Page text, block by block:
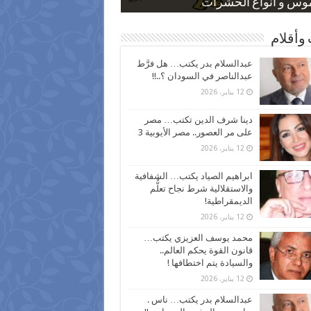
و أنواع الحشرات
بعد ارتفاع الأسعار
نسبة الطلاق في مصر
كاركاتيرية
كاركاتيرية
وأقلام
عبدالسلام بدر يكتب… هل فرَّط
عبدالناصر في السودان ؟..!!
12 يناير، 2026
دينا شرف الدين تكتب… مصر
على مر العصور.. مصر الأيوبية 3
12 يناير، 2026
ابراهيم الصياد يكتب… الشفافية
والاستقلالية شرط نجاح تعلُّم
الديمقراطية!
12 يناير، 2026
محمد يوسف العزيزي يكتب…
قانون القوة يحكم العالم..
والسيادة يتم اختطافها !
12 يناير، 2026
عبدالسلام بدر يكتب… ناس .